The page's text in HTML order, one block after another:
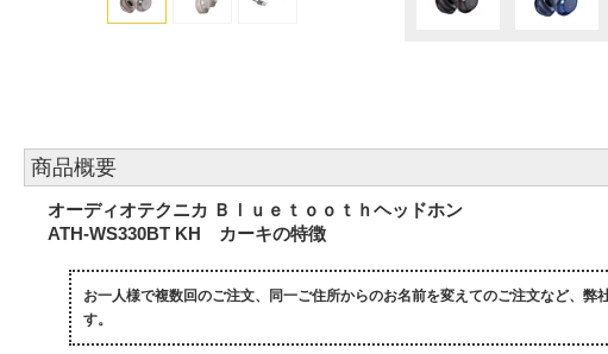
商品概要
オーディオテクニカ Ｂｌｕｅｔｏｏｔｈヘッドホン
ATH-WS330BT KH カーキの特徴
お一人様で複数回のご注文、同一ご住所からのお名前を変えてのご注文など、
す。